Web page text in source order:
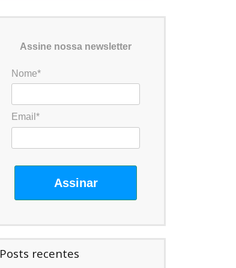
Assine nossa newsletter
Nome*
Email*
Assinar
Posts recentes